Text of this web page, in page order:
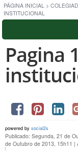
PÁGINA INICIAL >
INSTITUCIONAL
Pagina
powered by social2s
Publicado: Segunda, 21 de
de Outubro de 2013, 15h11 |